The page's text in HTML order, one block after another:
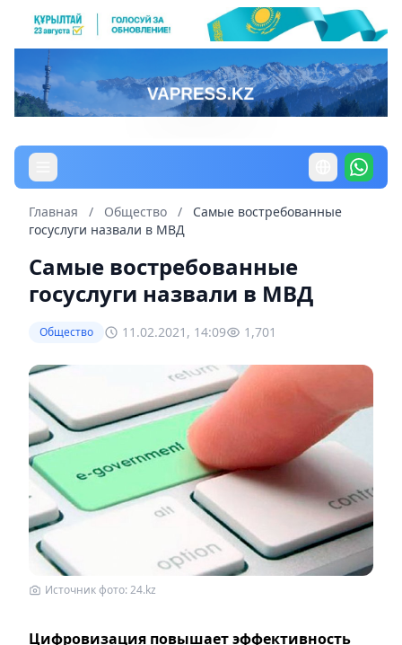
Главная / Общество /
Самые востребованные
госуслуги назвали в МВД
Самые востребованные
госуслуги назвали в МВД
Общество 11.02.2021, 14:09 1,701
Источник фото: 24.kz
Цифровизация повышает эффективность